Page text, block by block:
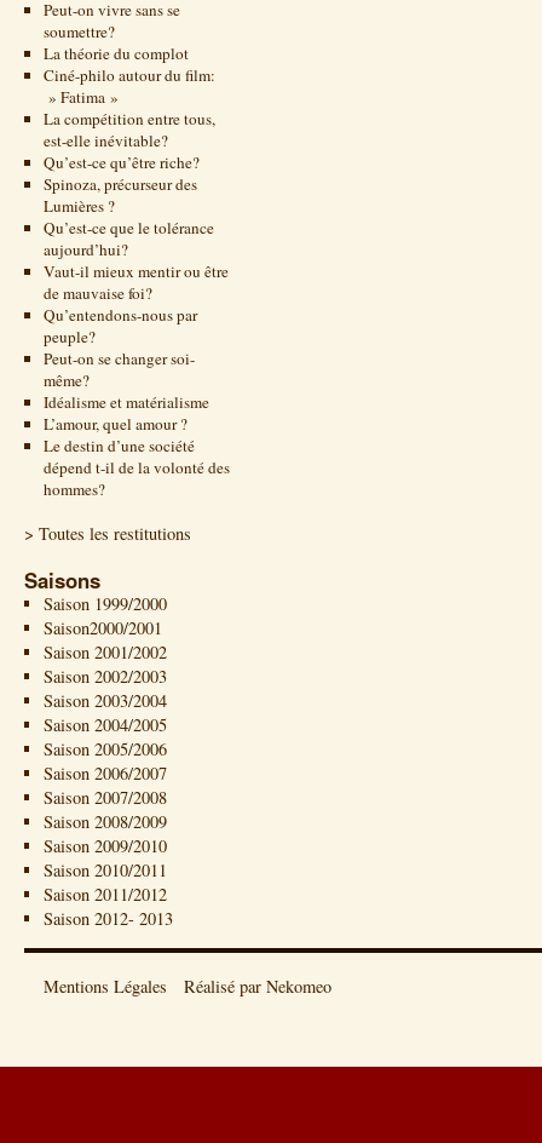
Peut-on vivre sans se
soumettre?
La théorie du complot
Ciné-philo autour du film:
» Fatima »
La compétition entre tous,
est-elle inévitable?
Qu’est-ce qu’être riche?
Spinoza, précurseur des
Lumières ?
Qu’est-ce que le tolérance
aujourd’hui?
Vaut-il mieux mentir ou être
de mauvaise foi?
Qu’entendons-nous par
peuple?
Peut-on se changer soi-
même?
Idéalisme et matérialisme
L’amour, quel amour ?
Le destin d’une société
dépend t-il de la volonté des
hommes?
> Toutes les restitutions
Saisons
Saison 1999/2000
Saison2000/2001
Saison 2001/2002
Saison 2002/2003
Saison 2003/2004
Saison 2004/2005
Saison 2005/2006
Saison 2006/2007
Saison 2007/2008
Saison 2008/2009
Saison 2009/2010
Saison 2010/2011
Saison 2011/2012
Saison 2012- 2013
Mentions Légales Réalisé par Nekomeo